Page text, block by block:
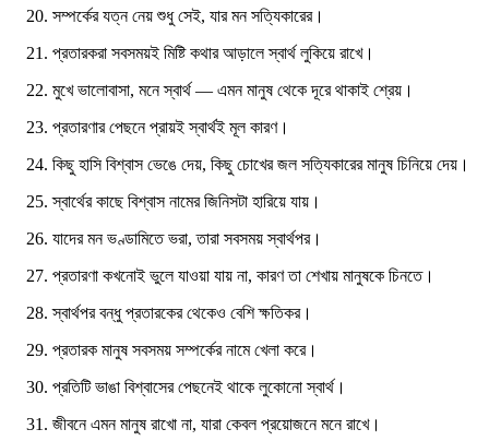
সম্পর্কের যত্ন নেয় শুধু সেই, যার মন সত্যিকারের।
প্রতারকরা সবসময়ই মিষ্টি কথার আড়ালে স্বার্থ লুকিয়ে রাখে।
মুখে ভালোবাসা, মনে স্বার্থ — এমন মানুষ থেকে দূরে থাকাই শ্রেয়।
প্রতারণার পেছনে প্রায়ই স্বার্থই মূল কারণ।
কিছু হাসি বিশ্বাস ভেঙে দেয়, কিছু চোখের জল সত্যিকারের মানুষ চিনিয়ে দেয়।
স্বার্থের কাছে বিশ্বাস নামের জিনিসটা হারিয়ে যায়।
যাদের মন ভণ্ডামিতে ভরা, তারা সবসময় স্বার্থপর।
প্রতারণা কখনোই ভুলে যাওয়া যায় না, কারণ তা শেখায় মানুষকে চিনতে।
স্বার্থপর বন্ধু প্রতারকের থেকেও বেশি ক্ষতিকর।
প্রতারক মানুষ সবসময় সম্পর্কের নামে খেলা করে।
প্রতিটি ভাঙা বিশ্বাসের পেছনেই থাকে লুকোনো স্বার্থ।
জীবনে এমন মানুষ রাখো না, যারা কেবল প্রয়োজনে মনে রাখে।